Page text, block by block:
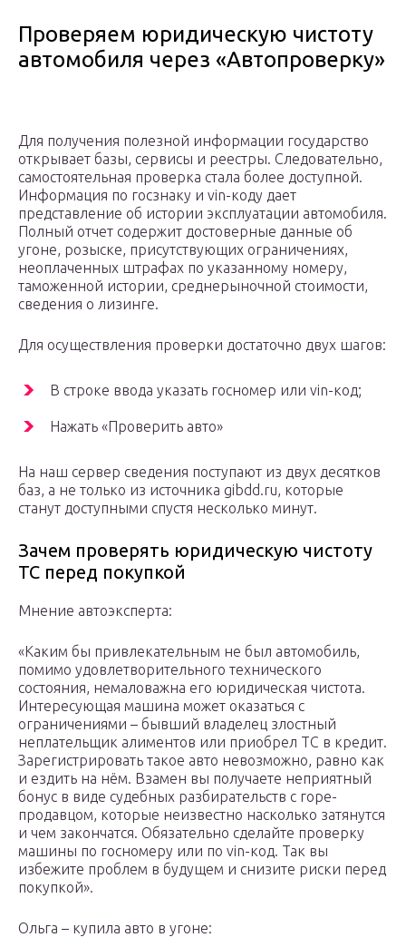
Проверяем юридическую чистоту
автомобиля через «Автопроверку»
Для получения полезной информации государство
открывает базы, сервисы и реестры. Следовательно,
самостоятельная проверка стала более доступной.
Информация по госзнаку и vin-коду дает
представление об истории эксплуатации автомобиля.
Полный отчет содержит достоверные данные об
угоне, розыске, присутствующих ограничениях,
неоплаченных штрафах по указанному номеру,
таможенной истории, среднерыночной стоимости,
сведения о лизинге.
Для осуществления проверки достаточно двух шагов:
В строке ввода указать госномер или vin-код;
Нажать «Проверить авто»
На наш сервер сведения поступают из двух десятков
баз, а не только из источника gibdd.ru, которые
станут доступными спустя несколько минут.
Зачем проверять юридическую чистоту
ТС перед покупкой
Мнение автоэксперта:
«Каким бы привлекательным не был автомобиль,
помимо удовлетворительного технического
состояния, немаловажна его юридическая чистота.
Интересующая машина может оказаться с
ограничениями – бывший владелец злостный
неплательщик алиментов или приобрел ТС в кредит.
Зарегистрировать такое авто невозможно, равно как
и ездить на нём. Взамен вы получаете неприятный
бонус в виде судебных разбирательств с горе-
продавцом, которые неизвестно насколько затянутся
и чем закончатся. Обязательно сделайте проверку
машины по госномеру или по vin-код. Так вы
избежите проблем в будущем и снизите риски перед
покупкой».
Ольга – купила авто в угоне: